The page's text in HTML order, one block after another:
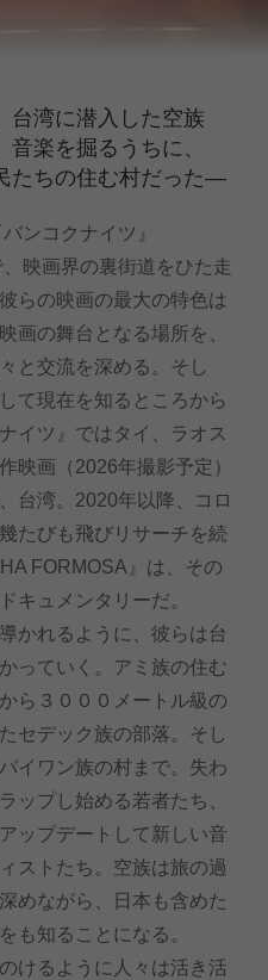
台湾に潜入した空族
楽を掘るうちに、
たちの住む村だった―
ンコクナイツ』
映画界の裏街道をひた走
らの映画の最大の特色は
画の舞台となる場所を、
と交流を深める。そし
て現在を知るところから
イツ』ではタイ、ラオス
映画（2026年撮影予定）
台湾。2020年以降、コロ
たびも飛びリサーチを続
FORMOSA』は、その
キュメンタリーだ。
かれるように、彼らは台
っていく。アミ族の住む
ら３０００メートル級の
セデック族の部落。そし
イワン族の村まで。失わ
ップし始める若者たち、
ップデートして新しい音
ストたち。空族は旅の過
めながら、日本も含めた
も知ることになる。
けるように人々は活き活